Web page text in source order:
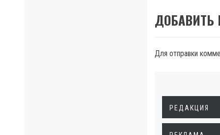
ДОБАВИТЬ
Для отправки
РЕДАКЦИЯ